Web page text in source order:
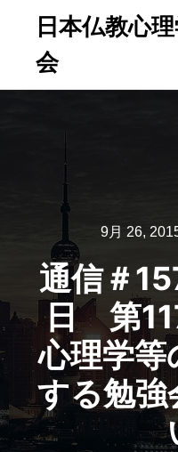
日本仏教心
会
9月 26,
通信＃
日 第
心理学等
する勉強